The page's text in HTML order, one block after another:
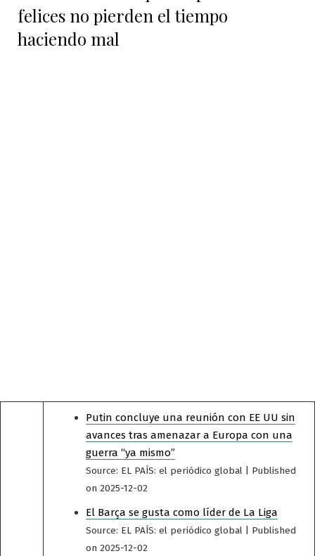
felices no pierden el tiempo
haciendo mal
Putin concluye una reunión con EE UU sin
avances tras amenazar a Europa con una
guerra “ya mismo”
Source: EL PAÍS: el periódico global
Published
on 2025-12-02
El Barça se gusta como líder de La Liga
Source: EL PAÍS: el periódico global
Published
on 2025-12-02